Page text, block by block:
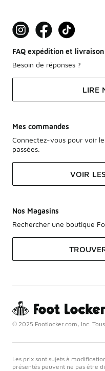
FAQ expédition et livraison
Besoin de réponses ?
LIRE
Mes commandes
Connectez-vous pour voir
passées.
VOIR
Nos Magasins
Rechercher une boutique
© 2025 Footlocker.com, Inc.
Les prix sont sujets à
présentés peuvent ne pas être